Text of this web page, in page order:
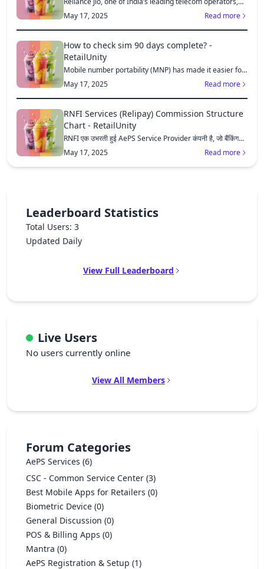
offe...
May 17, 2025 Read more
How to check sim 90 days complete? -
RetailUnity
Mobile number portability (MNP) has made it easier for
consu...
May 17, 2025 Read more
RNFI Services (Relipay) Commission Structure
Chart - RetailUnity
RNFI एक उभरती हुई AePS Service Provider कंपनी है, जो बैंकिंग...
May 17, 2025
Read more
Leaderboard Statistics
Total Users: 3
Updated Daily
View Full Leaderboard
Live Users
No users currently online
View All Members
Forum Categories
AePS Services (6)
CSC - Common Service Center (3)
Best Mobile Apps for Retailers (0)
Biometric Device (0)
General Discussion (0)
POS & Billing Apps (0)
Mantra (0)
AePS Registration & Setup (1)